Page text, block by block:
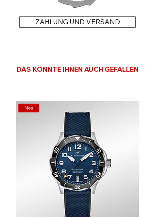
ZAHLUNG UND VERSAND
DAS KÖNNTE IHNEN AUCH GEFALLEN
Neu